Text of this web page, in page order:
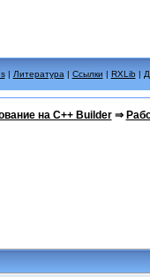
| Литература | Ссылки | RXLib |
на C++ Builder⇒